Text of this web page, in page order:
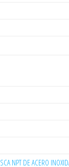
NPT DE ACERO